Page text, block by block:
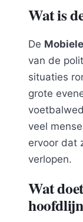
Wat is
De
van de
situaties
grote
veel
ervoor dat
verlopen.
Wat